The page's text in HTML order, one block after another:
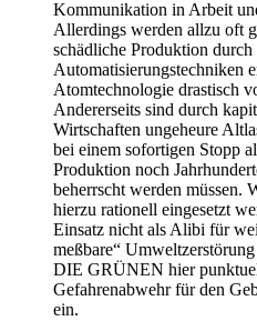
Kommunikation in Arbeit
Allerdings werden allzu oft
schädliche Produktion durch
Automatisierungstechniken
Atomtechnologie drastisch
Andererseits sind durch
Wirtschaften ungeheure
bei einem sofortigen Stopp
Produktion noch
beherrscht werden müssen.
hierzu rationell eingesetzt
Einsatz nicht als Alibi für
meßbare“
DIE GRÜNEN hier
Gefahrenabwehr für den
ein.